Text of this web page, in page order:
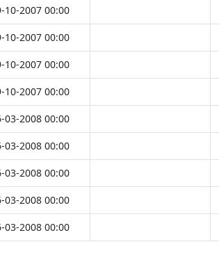
10-2007 00:00
10-2007 00:00
10-2007 00:00
10-2007 00:00
03-2008 00:00
03-2008 00:00
03-2008 00:00
03-2008 00:00
03-2008 00:00